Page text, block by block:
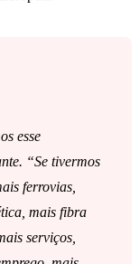
esse
“Se tivermos
ferrovias,
mais fibra
serviços,